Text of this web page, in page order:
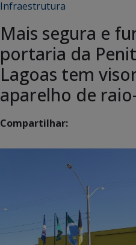
Infraestrutura
Mais segura e
portaria da
Lagoas tem
aparelho de
Compartilhar: